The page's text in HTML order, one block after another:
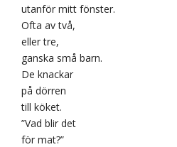
utanför mitt fönster.
Ofta av två,
eller tre,
ganska små barn.
De knackar
på dörren
till köket.
”Vad blir det
för mat?”